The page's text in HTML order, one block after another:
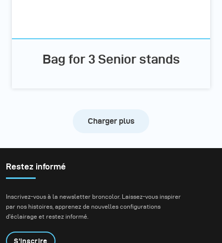
Bag for 3 Senior stands
Charger plus
Restez informé
Inscrivez-vous à la newsletter broncolor. Laissez-vous inspirer
par nos histoires, apprenez de nouvelles configurations
d'éclairage et restez informé.
S'inscrire